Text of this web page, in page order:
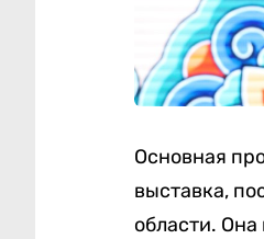
Основная
выставка,
области.